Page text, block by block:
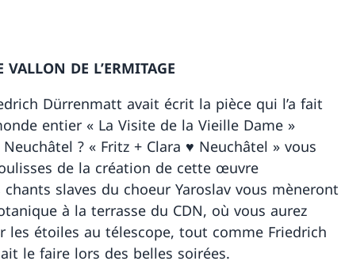
DE L’ERMITAGE
Dürrenmatt avait écrit la pièce qui l’a fait
entier « La Visite de la Vieille Dame »
? « Fritz + Clara ♥ Neuchâtel » vous
de la création de cette œuvre
slaves du choeur Yaroslav vous mèneront
à la terrasse du CDN, où vous aurez
les étoiles au télescope, tout comme Friedrich
le faire lors des belles soirées.